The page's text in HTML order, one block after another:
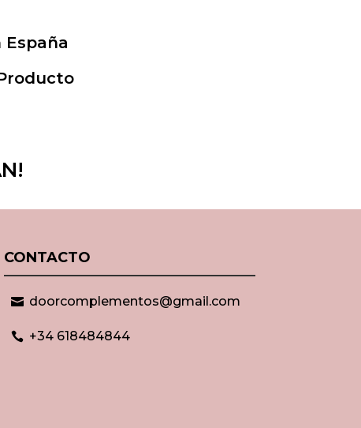
España
CONTACTO
 doorcomplementos@gmail.com
 +34 618484844